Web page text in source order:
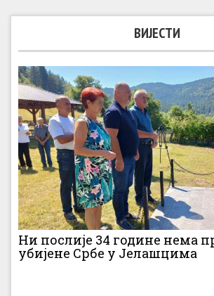
ВИЈЕСТИ
Ни послије 34 године нема
убијене Србе у Јелашцима